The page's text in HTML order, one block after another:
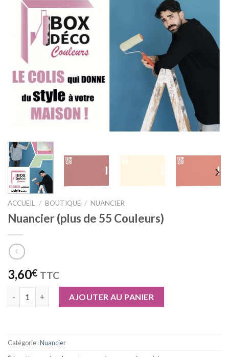
ACCUEIL / BOUTIQUE / NUANCIER
Nuancier (plus de 55 Couleurs)
3,60€ TTC
AJOUTER AU PANIER
Catégorie :Nuancier